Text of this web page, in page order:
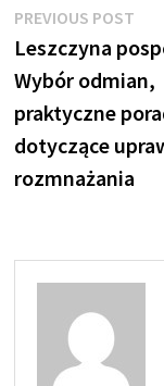
Nawigacja
wpisu
PREVIOUS POST
Leszczyna
Wybór odmian,
praktyczne
dotyczące
rozmnażania